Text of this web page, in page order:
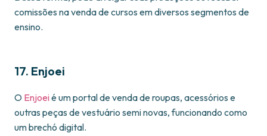
comissões na venda de cursos em diversos segmentos de
ensino.
17. Enjoei
O Enjoeié um portal de venda de roupas, acessórios e
outras peças de vestuário semi novas, funcionando como
um brechó digital.